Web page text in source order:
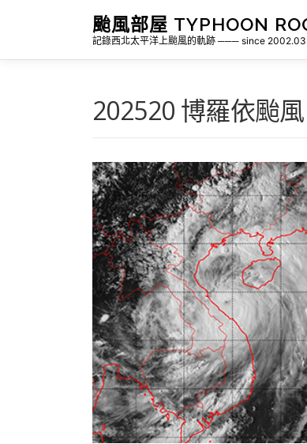
要
颱風部屋 TYPHOON
記錄西北太平洋上颱風的軌跡 ─── since 2002.03
202520 博羅依颱